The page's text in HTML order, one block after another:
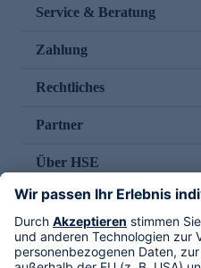
Service & Beratung
Zahlung
Rechtliches
Partner
Über HSE
Im TV
HSE International